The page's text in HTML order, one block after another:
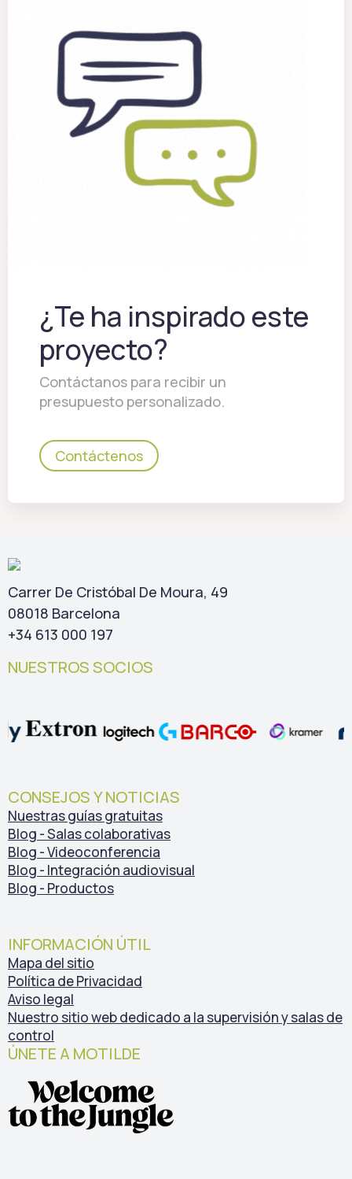
¿Te ha inspirado este
proyecto?
Contáctanos para recibir un
presupuesto personalizado.
Contáctenos
Carrer De Cristóbal De Moura, 49
08018 Barcelona
+34 613 000 197
NUESTROS SOCIOS
CONSEJOS Y NOTICIAS
Nuestras guías gratuitas
Blog - Salas colaborativas
Blog - Videoconferencia
Blog - Integración audiovisual
Blog - Productos
INFORMACIÓN ÚTIL
Mapa del sitio
Política de Privacidad
Aviso legal
Nuestro sitio web dedicado a la supervisión y salas de
control
ÚNETE A MOTILDE